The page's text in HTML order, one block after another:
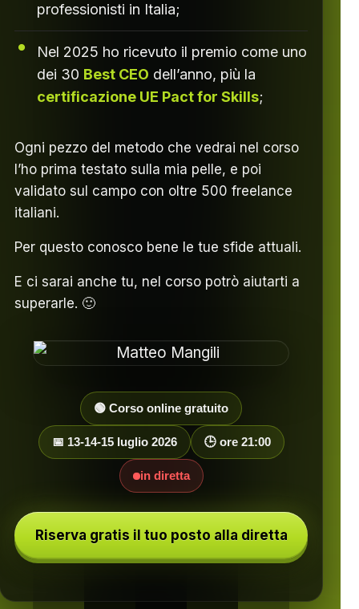
professionisti in Italia;
Nel 2025 ho ricevuto il premio come uno
dei 30 Best CEO dell’anno, più la
certificazione UE Pact for Skills;
Ogni pezzo del metodo che vedrai nel corso
l’ho prima testato sulla mia pelle, e poi
validato sul campo con oltre 500 freelance
italiani.
Per questo conosco bene le tue sfide attuali.
E ci sarai anche tu, nel corso potrò aiutarti a
superarle. 🙂
🟢 Corso online gratuito
📅 13-14-15 luglio 2026 🕒 ore 21:00
in diretta
Riserva gratis il tuo posto alla diretta